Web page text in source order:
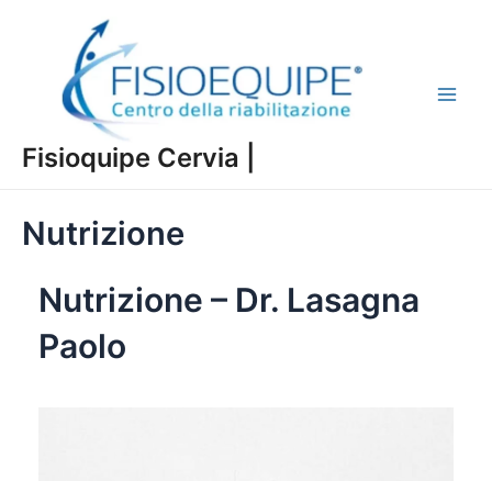
contenuto
Fisioquipe Cervia |
Nutrizione
Nutrizione – Dr. Lasagna
Paolo